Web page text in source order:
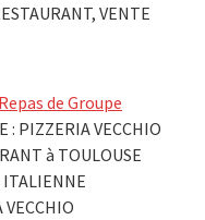
VENTE
de Groupe
PIZZERIA VECCHIO
à TOULOUSE
ITALIENNE